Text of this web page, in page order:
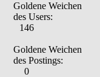
Goldene Weichen
des Users:
146
Goldene Weichen
des Postings:
0